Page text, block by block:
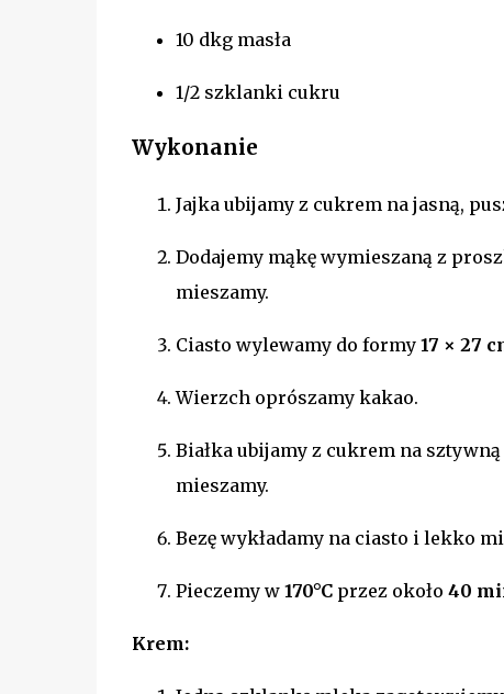
10 dkg masła
1/2 szklanki cukru
Wykonanie
Jajka ubijamy z cukrem na jasną,
Dodajemy mąkę wymieszaną z
mieszamy.
Ciasto wylewamy do formy 17 × 27
Wierzch oprószamy kakao.
Białka ubijamy z cukrem na
mieszamy.
Bezę wykładamy na ciasto i lekko
Pieczemy w 170°C przez około 40
Krem: